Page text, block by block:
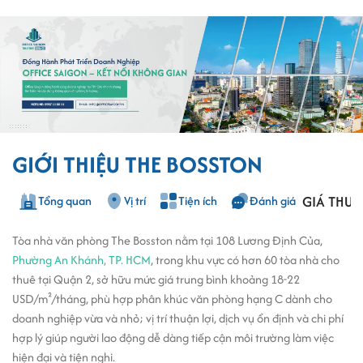
GIỚI THIỆU THE BOSSTON
Tổng quan Vị trí Tiện ích Đánh giá GIÁ
Tòa nhà văn phòng The Bosston nằm tại 108 Lương Định Của,
Phường An Khánh, TP. HCM, trong khu vực có hơn 60 tòa nhà cho
thuê tại Quận 2, sở hữu mức giá trung bình khoảng 18-22
USD/m²/tháng, phù hợp phân khúc văn phòng hạng C dành cho
doanh nghiệp vừa và nhỏ; vị trí thuận lợi, dịch vụ ổn định và chi phí
hợp lý giúp người lao động dễ dàng tiếp cận môi trường làm việc
hiện đại và tiện nghi.